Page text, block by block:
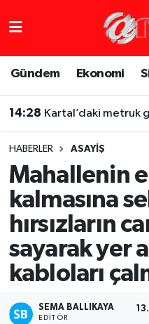
Gündem Ekonomi
14:28 Kartal’daki metruk gecekonduda cesedi
HABERLER ASAYIŞ
Mahallenin
kalmasına
hırsızların
sayarak yer
kabloları
SEMA BALLIKAYA
EDITÖR
Ekonomi
Gündem
Sağlık
Siyaset
Son Dakika
Haber Arşivi